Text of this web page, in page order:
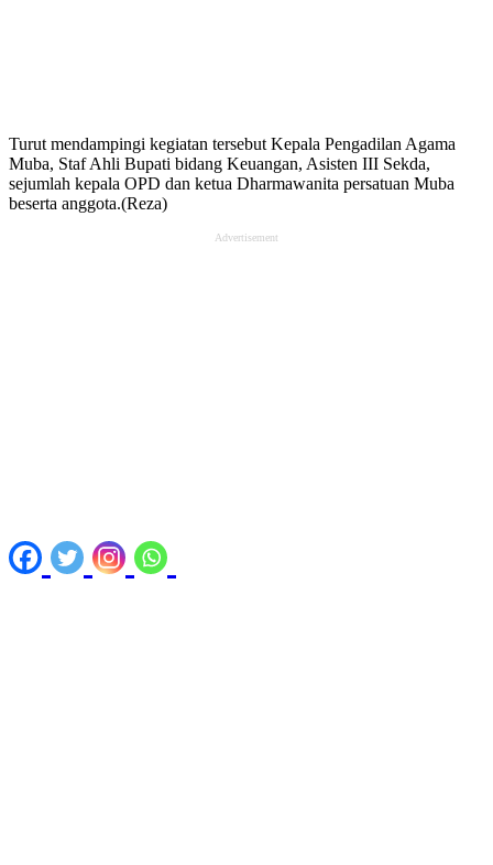
Turut mendampingi kegiatan tersebut Kepala Pengadilan Agama
Muba, Staf Ahli Bupati bidang Keuangan, Asisten III Sekda,
sejumlah kepala OPD dan ketua Dharmawanita persatuan Muba
beserta anggota.(Reza)
Advertisement